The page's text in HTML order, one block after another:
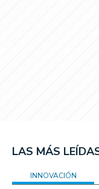
LAS MÁS
INNOVACIÓN